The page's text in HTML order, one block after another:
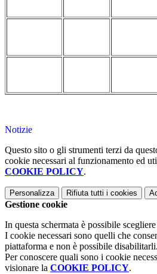
Notizie
Questo sito o gli strumenti terzi da
cookie necessari al funzionamento ed
COOKIE POLICY.
Personalizza Rifiuta tutti i cookies
Gestione cookie
In questa schermata è possibile
I cookie necessari sono quelli che
piattaforma e non è possibile disabilitarli.
Per conoscere quali sono i cookie
visionare la COOKIE POLICY.